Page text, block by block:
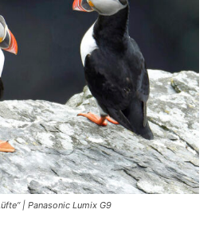
| Panasonic Lumix G9